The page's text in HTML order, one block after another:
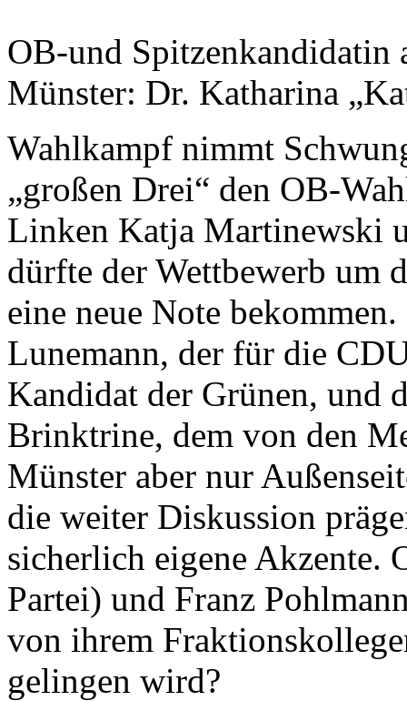
OB-und Spitzenkandidatin
Münster: Dr. Katharina
Wahlkampf nimmt
„großen Drei“ den OB-
Linken Katja Martinewski
dürfte der Wettbewerb um
eine neue Note
Lunemann, der für die
Kandidat der Grünen, und
Brinktrine, dem von den
Münster aber nur
die weiter Diskussion
sicherlich eigene Akzente.
Partei) und Franz
von ihrem
gelingen wird?